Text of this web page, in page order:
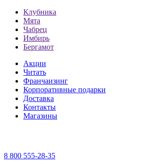
Клубника
Мята
Чабрец
Имбирь
Бергамот
Акции
Читать
Франчаизинг
Корпоративные подарки
Доставка
Контакты
Магазины
8 800 555-28-35